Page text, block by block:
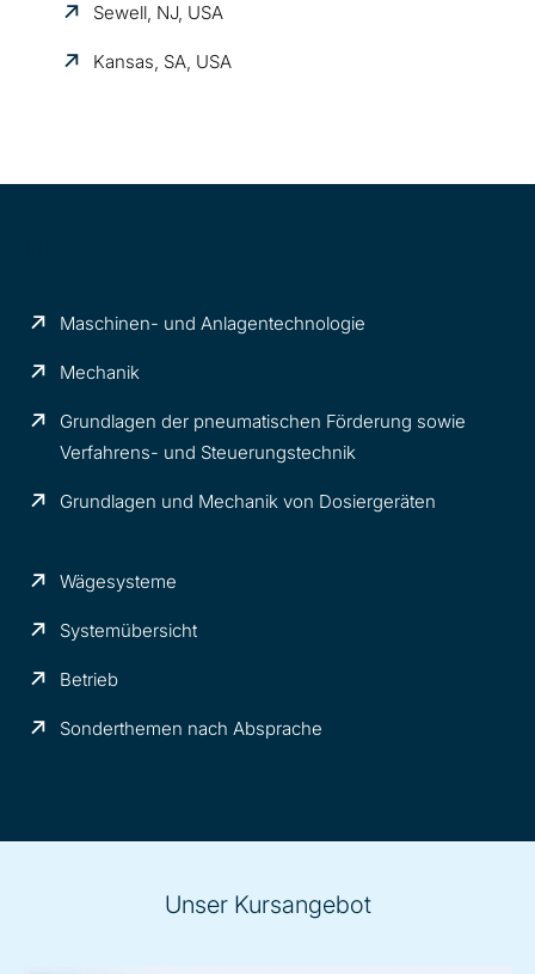
Sewell, NJ, USA
Kansas, SA, USA
Maschinen- und Anlagentechnologie
Mechanik
Grundlagen der pneumatischen Förderung sowie
Verfahrens- und Steuerungstechnik
Grundlagen und Mechanik von Dosiergeräten
Wägesysteme
Systemübersicht
Betrieb
Sonderthemen nach Absprache
Unser Kursangebot